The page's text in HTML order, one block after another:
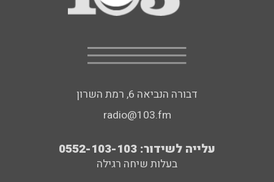
דבורה הנביאה 6, רמת השרון
radio@103.fm
עלייה לשידור: 0552-103-103
בעלות שיחה רגילה